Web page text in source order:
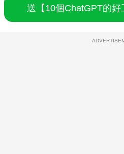
送【10個ChatGPT的好